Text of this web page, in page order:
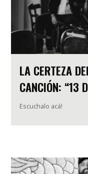
LA CERTEZA
CANCIÓN: “13
Escuchalo acá!